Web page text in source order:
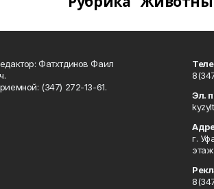
Фатхтдинов Фаил
(347) 272-13-61.
Эл.
г.
этаж